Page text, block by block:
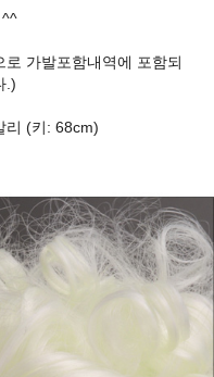
^^
가발포함내역에 포함되
.)
리 (키: 68cm)